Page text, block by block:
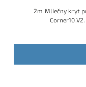
2m Mliečny kryt